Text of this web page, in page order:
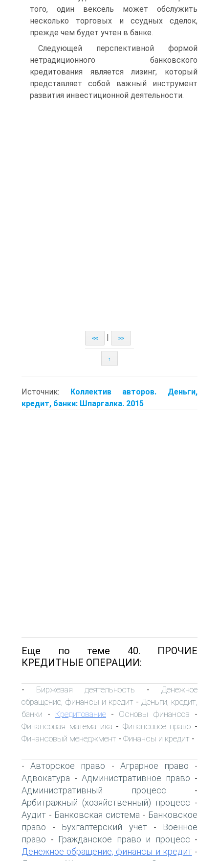
того, один вексель может обслужить
несколько торговых и ссудных сделок,
прежде чем будет учтен в банке.
Следующей перспективной формой
нетрадиционного банковского
кредитования является лизинг, который
представляет собой важный инструмент
развития инвестиционной деятельности.
<< >>
↑
Источник: Коллектив авторов. Деньги,
кредит, банки: Шпаргалка. 2015
Еще по теме 40. ПРОЧИЕ
КРЕДИТНЫЕ ОПЕРАЦИИ:
- Биржевая деятельность - Денежное
обращение, финансы и кредит - Деньги, кредит,
банки - Кредитование - Основы финансов -
Финансовая математика - Финансовое право -
Финансовый менеджмент - Финансы и кредит -
-Авторское право - Аграрное право -
Адвокатура - Административное право -
Административный процесс -
Арбитражный (хозяйственный) процесс -
Аудит - Банковская система - Банковское
право - Бухгалтерский учет-
Военное
право - Гражданское право и процесс -
Денежное обращение, финансы и кредит-